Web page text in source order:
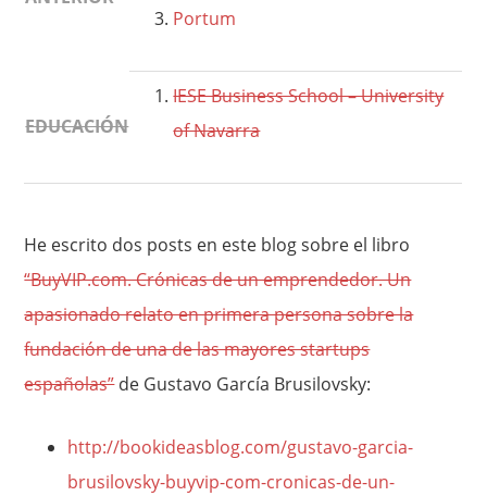
Portum
EDUCACIÓN
IESE Business School – University
of Navarra
He escrito dos posts en este blog sobre el libro
“BuyVIP.com. Crónicas de un emprendedor. Un
apasionado relato en primera persona sobre la
fundación de una de las mayores startups
españolas”de Gustavo García Brusilovsky:
http://bookideasblog.com/gustavo-garcia-
brusilovsky-buyvip-com-cronicas-de-un-